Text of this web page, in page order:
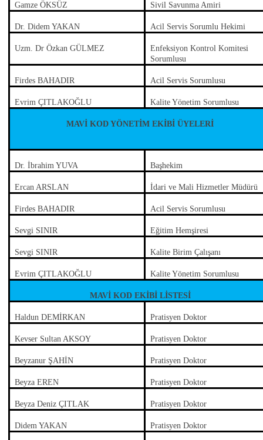
Gamze ÖKSÜZ Sivil Savunma Amiri
Dr. Didem YAKAN Acil Servis Sorumlu Hekimi
Uzm. Dr Özkan GÜLMEZ
Enfeksiyon Kontrol Komitesi
Sorumlusu
Firdes BAHADIR Acil Servis Sorumlusu
Evrim ÇITLAKOĞLU Kalite Yönetim Sorumlusu
MAVİ KOD YÖNETİM EKİBİ ÜYELERİ
Dr. İbrahim YUVA Başhekim
Ercan ARSLAN İdari ve Mali Hizmetler Müdürü
Firdes BAHADIR Acil Servis Sorumlusu
Sevgi SINIR Eğitim Hemşiresi
Sevgi SINIR Kalite Birim Çalışanı
Evrim ÇITLAKOĞLU Kalite Yönetim Sorumlusu
MAVİ KOD EKİBİ LİSTESİ
Haldun DEMİRKAN Pratisyen Doktor
Kevser Sultan AKSOY Pratisyen Doktor
Beyzanur ŞAHİN Pratisyen Doktor
Beyza EREN Pratisyen Doktor
Beyza Deniz ÇITLAK Pratisyen Doktor
Didem YAKAN Pratisyen Doktor